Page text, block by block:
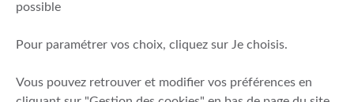
Fonds de garantie des dépôts et de résolution
Mentions légales
possible
Pour paramétrer vos choix, cliquez sur Je choisis.
Vous pouvez retrouver et modifier vos préférences en